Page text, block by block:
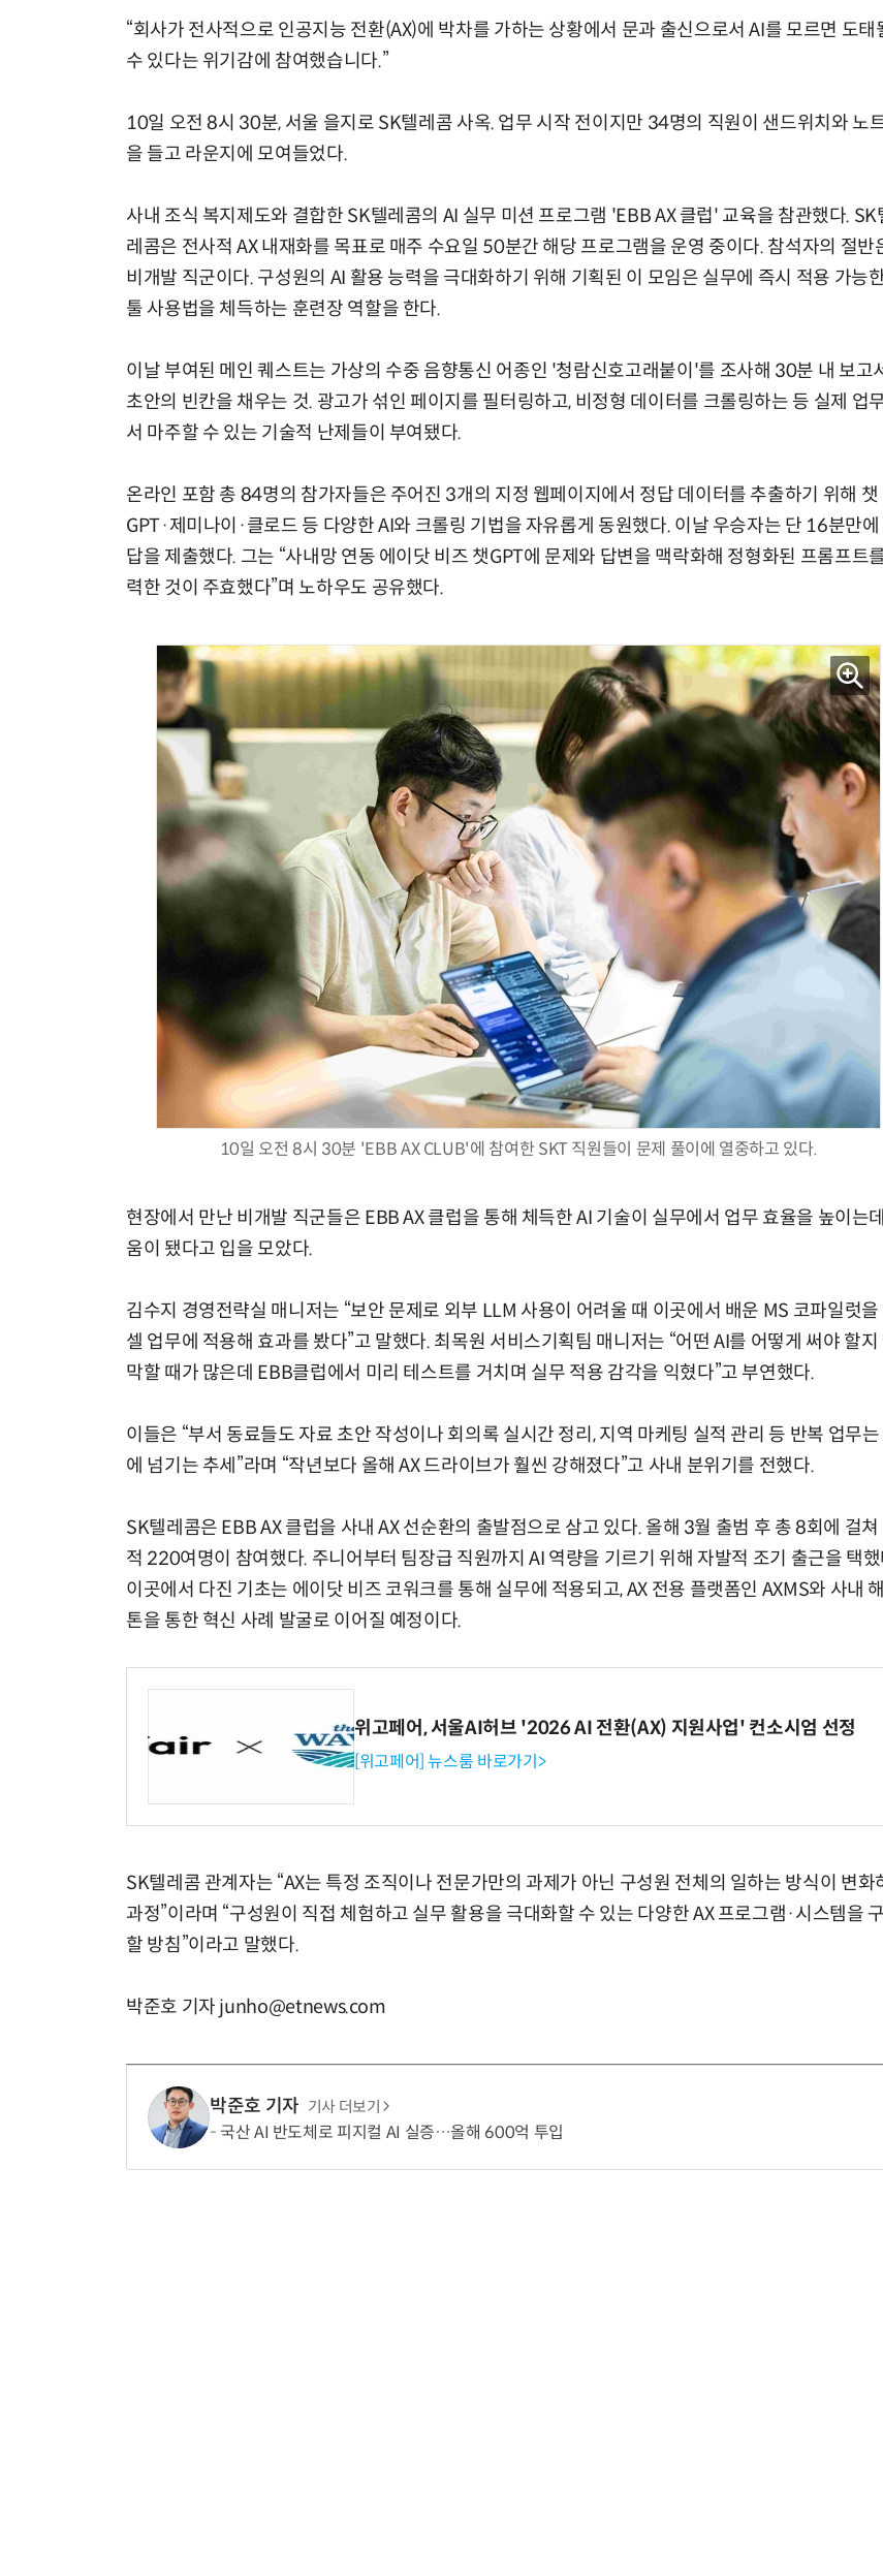
“회사가 전사적으로 인공지능 전환(AX)에 박차를 가하는 상황에서 문과 출신으로서 AI를 모르면 도태
수 있다는 위기감에 참여했습니다.”
10일 오전 8시 30분, 서울 을지로 SK텔레콤 사옥. 업무 시작 전이지만 34명의 직원이 샌드위치와 노
을 들고 라운지에 모여들었다.
사내 조식 복지제도와 결합한 SK텔레콤의 AI 실무 미션 프로그램 'EBB AX 클럽' 교육을 참관했다. SK
레콤은 전사적 AX 내재화를 목표로 매주 수요일 50분간 해당 프로그램을 운영 중이다. 참석자의 절반
비개발 직군이다. 구성원의 AI 활용 능력을 극대화하기 위해 기획된 이 모임은 실무에 즉시 적용 가능
툴 사용법을 체득하는 훈련장 역할을 한다.
이날 부여된 메인 퀘스트는 가상의 수중 음향통신 어종인 '청람신호고래붙이'를 조사해 30분 내 보고
초안의 빈칸을 채우는 것. 광고가 섞인 페이지를 필터링하고, 비정형 데이터를 크롤링하는 등 실제 업
서 마주할 수 있는 기술적 난제들이 부여됐다.
온라인 포함 총 84명의 참가자들은 주어진 3개의 지정 웹페이지에서 정답 데이터를 추출하기 위해 챗
GPT·제미나이·클로드 등 다양한 AI와 크롤링 기법을 자유롭게 동원했다. 이날 우승자는 단 16분만에
답을 제출했다. 그는 “사내망 연동 에이닷 비즈 챗GPT에 문제와 답변을 맥락화해 정형화된 프롬프트
력한 것이 주효했다”며 노하우도 공유했다.
10일 오전 8시 30분 'EBB AX CLUB'에 참여한 SKT 직원들이 문제 풀이에 열중하고 있다.
현장에서 만난 비개발 직군들은 EBB AX 클럽을 통해 체득한 AI 기술이 실무에서 업무 효율을 높이는
움이 됐다고 입을 모았다.
김수지 경영전략실 매니저는 “보안 문제로 외부 LLM 사용이 어려울 때 이곳에서 배운 MS 코파일럿을
셀 업무에 적용해 효과를 봤다”고 말했다. 최목원 서비스기획팀 매니저는 “어떤 AI를 어떻게 써야 할지
막할 때가 많은데 EBB클럽에서 미리 테스트를 거치며 실무 적용 감각을 익혔다”고 부연했다.
이들은 “부서 동료들도 자료 초안 작성이나 회의록 실시간 정리, 지역 마케팅 실적 관리 등 반복 업무는
에 넘기는 추세”라며 “작년보다 올해 AX 드라이브가 훨씬 강해졌다”고 사내 분위기를 전했다.
SK텔레콤은 EBB AX 클럽을 사내 AX 선순환의 출발점으로 삼고 있다. 올해 3월 출범 후 총 8회에 걸쳐
적 220여명이 참여했다. 주니어부터 팀장급 직원까지 AI 역량을 기르기 위해 자발적 조기 출근을 택
이곳에서 다진 기초는 에이닷 비즈 코워크를 통해 실무에 적용되고, AX 전용 플랫폼인 AXMS와 사내
톤을 통한 혁신 사례 발굴로 이어질 예정이다.
위고페어, 서울AI허브 '2026 AI 전환(AX) 지원사업' 컨소시엄 선정
[위고페어] 뉴스룸 바로가기>
SK텔레콤 관계자는 “AX는 특정 조직이나 전문가만의 과제가 아닌 구성원 전체의 일하는 방식이 변화
과정”이라며 “구성원이 직접 체험하고 실무 활용을 극대화할 수 있는 다양한 AX 프로그램·시스템을
할 방침”이라고 말했다.
박준호 기자 junho@etnews.com
박준호 기자 기사 더보기
국산 AI 반도체로 피지컬 AI 실증…올해 600억 투입
“계속 쫓아왔다”…도망치던 우크라 민간인 공격한 러 자폭 드론